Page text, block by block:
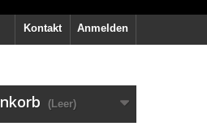
Anmelden
Kontakt
(Leer)